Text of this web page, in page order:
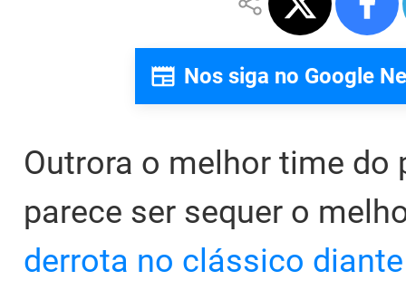
Nos siga no Google
Outrora o melhor time do
parece ser sequer o
derrota no clássico